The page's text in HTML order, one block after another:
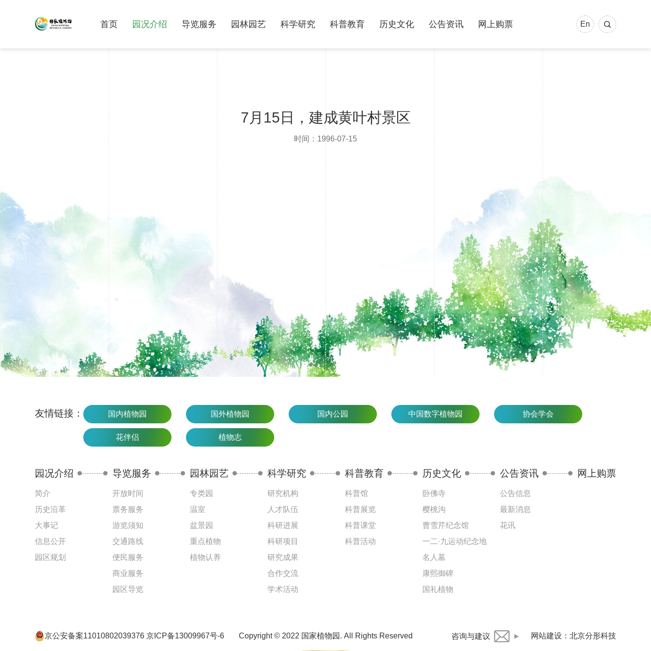
En
首页 园况介绍 导览服务 园林园艺 科学研究 科普教育 历史文化 公告资讯 网上购票
7月15日，建成黄叶村景区
时间：1996-07-15
友情链接： 国内植物园 国外植物园 国内公园 中国数字植物园 协会学会
花伴侣 植物志
园况介绍
简介
历史沿革
大事记
信息公开
园区规划
导览服务
开放时间
票务服务
游览须知
交通路线
便民服务
商业服务
园区导览
园林园艺
专类园
温室
盆景园
重点植物
植物认养
科学研究
研究机构
人才队伍
科研进展
科研项目
研究成果
合作交流
学术活动
科普教育
科普馆
科普展览
科普课堂
科普活动
历史文化
卧佛寺
樱桃沟
曹雪芹纪念馆
一二·九运动纪念地
名人墓
康熙御碑
国礼植物
公告资讯
公告信息
最新消息
花讯
网上购票
京公安备案11010802039376 京ICP备13009967号-6 Copyright © 2022 国家植物园. All Rights Reserved 咨询与建议 网站建设 ： 北京分形科技